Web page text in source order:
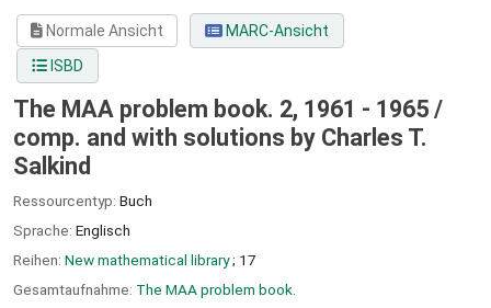
Normale Ansicht
MARC-Ansicht
ISBD
The MAA problem book. 2, 1961 - 1965 /
comp. and with solutions by Charles T.
Salkind
Ressourcentyp: Buch
Sprache: Englisch
Reihen: New mathematical library; 17
Gesamtaufnahme: The MAA problem book.